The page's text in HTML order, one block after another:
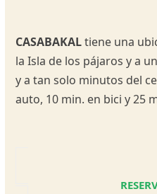
CASABAKALtiene una
la Isla de los pájaros y a
y a tan solo minutos del
auto, 10 min. en bici y 25